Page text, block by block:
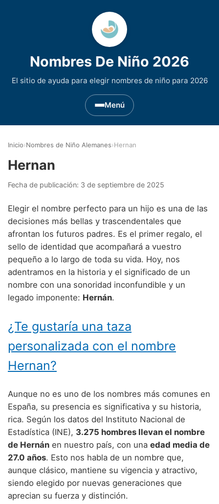
Nombres De Niño 2026
El sitio de ayuda para elegir nombres de niño para 2026
Menú
Nombres de niño que empiezan por D
Nombres de niño que empiezan por E
Nombres de niño que empiezan por F
Nombres de niño que empiezan por G
Nombres de niño que empiezan por H
Nombres de niño que empiezan por J
Nombres de niño que empiezan por K
Nombres de niño que empiezan por L
Nombres de niño que empiezan por N
Nombres de niño que empiezan por O
Nombres de niño que empiezan por P
Nombres de niño que empiezan por Q
Nombres de niño que empiezan por R
Nombres de niño que empiezan por S
Nombres de Niño Asturianos
Nombres de Niño Baleares
Nombres de Niño Canarios
Nombres de Niño Cantabros
Nombres de Niño Extremeños
Nombres de Niño Gallegos
Nombres de Niño Navarros
Nombres de Niño Riojanos
Nombres de Niño Valencianos
Nombres de Niño Vascos
Nombres de Niño Celtas
Nombres de Niño Egipcios
Nombres de Niño Griegos
Nombres de Niño Mitologicos
Nombres de Niño Romanos
Nombres de Niño Alemanes
Nombres de Niño Americanos
Nombres de Niño Arabes
Nombres de Niño Chinos
Nombres de Niño Franceses
Nombres de Niño Ingleses
Nombres de Niño Italianos
Nombres de Niño Judíos
Nombres de Niño Marroquíes
Nombres de Niño Portugueses
Nombres de Niño Rumanos
Nombres de Niño Rusos
Nombres de Niño Suecos
Buscar
Inicio›Nombres de Niño Alemanes›Hernan
Hernan
Fecha de publicación: 3 de septiembre de 2025
Elegir el nombre perfecto para un hijo es una de las
decisiones más bellas y trascendentales que
afrontan los futuros padres. Es el primer regalo, el
sello de identidad que acompañará a vuestro
pequeño a lo largo de toda su vida. Hoy, nos
adentramos en la historia y el significado de un
nombre con una sonoridad inconfundible y un
legado imponente: Hernán.
¿Te gustaría una taza
personalizada con el nombre
Hernan?
Aunque no es uno de los nombres más comunes en
España, su presencia es significativa y su historia,
rica. Según los datos del Instituto Nacional de
Estadística (INE), 3.275 hombres llevan el nombre
de Hernán en nuestro país, con una edad media de
27.0 años. Esto nos habla de un nombre que,
aunque clásico, mantiene su vigencia y atractivo,
siendo elegido por nuevas generaciones que
aprecian su fuerza y distinción.